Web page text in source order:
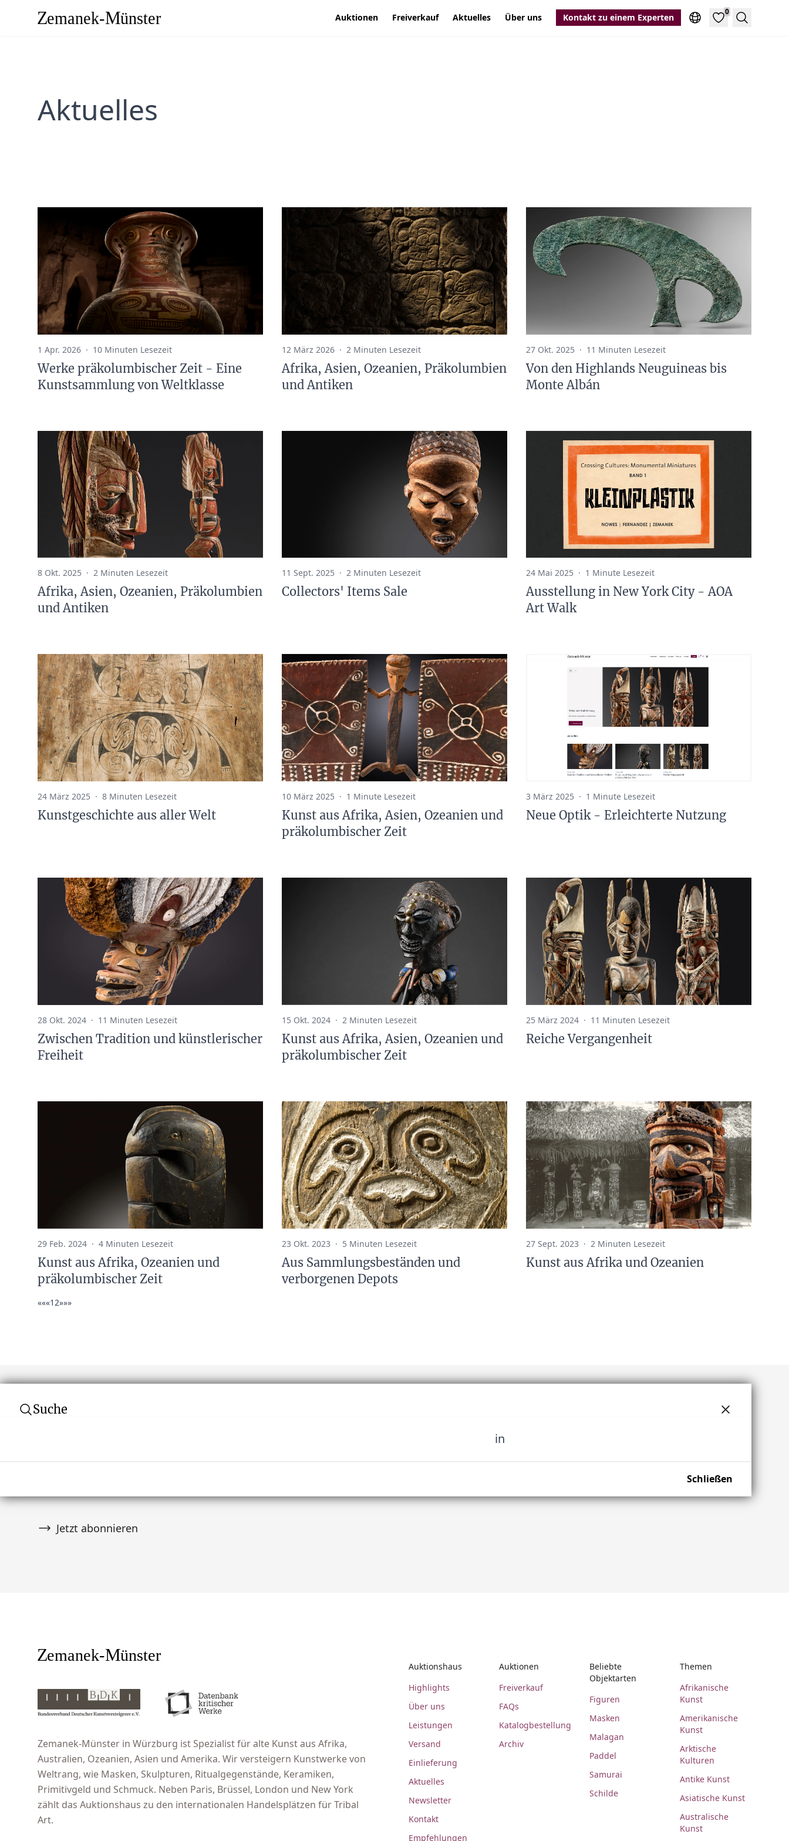
Auktionen Freiverkauf Aktuelles Über uns Kontakt zu einem Experten
0
Suche
Aktuelles
1 Apr. 2026 · 10 Minuten Lesezeit
Werke präkolumbischer Zeit - Eine
Kunstsammlung von Weltklasse
12 März 2026 · 2 Minuten Lesezeit
Afrika, Asien, Ozeanien, Präkolumbien
und Antiken
27 Okt. 2025 · 11 Minuten Lesezeit
Von den Highlands Neuguineas bis
Monte Albán
8 Okt. 2025 · 2 Minuten Lesezeit
Afrika, Asien, Ozeanien, Präkolumbien
und Antiken
11 Sept. 2025 · 2 Minuten Lesezeit
Collectors' Items Sale
24 Mai 2025 · 1 Minute Lesezeit
Ausstellung in New York City - AOA
Art Walk
24 März 2025 · 8 Minuten Lesezeit
Kunstgeschichte aus aller Welt
10 März 2025 · 1 Minute Lesezeit
Kunst aus Afrika, Asien, Ozeanien und
präkolumbischer Zeit
3 März 2025 · 1 Minute Lesezeit
Neue Optik - Erleichterte Nutzung
28 Okt. 2024 · 11 Minuten Lesezeit
Zwischen Tradition und künstlerischer
Freiheit
15 Okt. 2024 · 2 Minuten Lesezeit
Kunst aus Afrika, Asien, Ozeanien und
präkolumbischer Zeit
25 März 2024 · 11 Minuten Lesezeit
Reiche Vergangenheit
29 Feb. 2024 · 4 Minuten Lesezeit
Kunst aus Afrika, Ozeanien und
präkolumbischer Zeit
23 Okt. 2023 · 5 Minuten Lesezeit
Aus Sammlungsbeständen und
verborgenen Depots
27 Sept. 2023 · 2 Minuten Lesezeit
Kunst aus Afrika und Ozeanien
«««1 2»»»
Suche
in
Schließen
Jetzt abonnieren
Zemanek-Münster in Würzburg ist Spezialist für alte Kunst aus Afrika,
Australien, Ozeanien, Asien und Amerika. Wir versteigern Kunstwerke von
Weltrang, wie Masken, Skulpturen, Ritualgegenstände, Keramiken,
Primitivgeld und Schmuck. Neben Paris, Brüssel, London und New York
zählt das Auktionshaus zu den internationalen Handelsplätzen für Tribal
Art.
Auktionshaus
Highlights
Über uns
Leistungen
Versand
Einlieferung
Aktuelles
Newsletter
Kontakt
Empfehlungen
Auktionen
Freiverkauf
FAQs
Katalogbestellung
Archiv
Beliebte
Objektarten
Figuren
Masken
Malagan
Paddel
Samurai
Schilde
Themen
Afrikanische
Kunst
Amerikanische
Kunst
Arktische
Kulturen
Antike Kunst
Asiatische Kunst
Australische
Kunst